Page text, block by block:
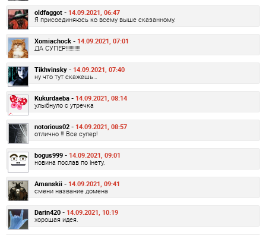
oldfaggot - 14.09.2021, 06:47
Я присоединяюсь ко всему выше сказанному.
Xomiachock - 14.09.2021, 07:01
ДА СУПЕР!!!!!!!!!!!!
Tikhvinsky - 14.09.2021, 07:40
ну что тут скажешь…
Kukurdaeba - 14.09.2021, 08:14
улыбнуло с утречка
notorious02 - 14.09.2021, 08:57
отлично !!! Все супер!
bogus999 - 14.09.2021, 09:01
новина послав по інету.
Amanskii - 14.09.2021, 09:41
смени название домена
Darin420 - 14.09.2021, 10:19
хорошая идея.